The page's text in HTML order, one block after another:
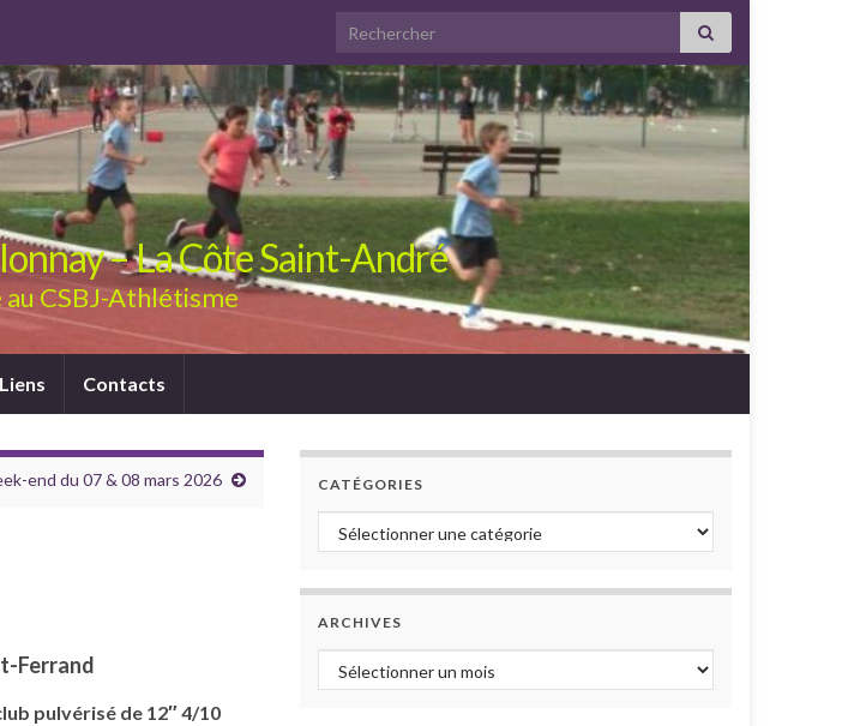
Search for:
– La Côte Saint-André
au CSBJ-Athlétisme
Liens Contacts
end du 07 & 08 mars 2026
Ferrand
pulvérisé de 12″ 4/10
CATÉGORIES
Catégories
ARCHIVES
Archives